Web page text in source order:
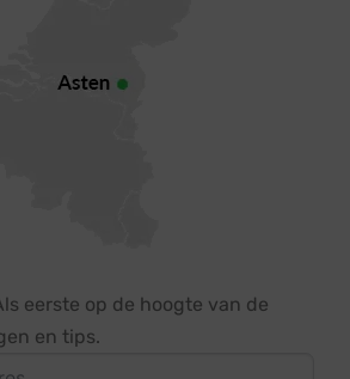
eerste op de hoogte van de
en tips.